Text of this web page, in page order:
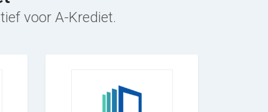
voor A-Krediet.